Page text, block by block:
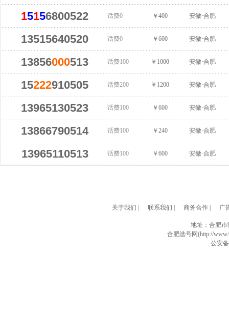
15156800522 话费0 ￥400 安徽·合肥
13515640520 话费0 ￥600 安徽·合肥
13856000513 话费100 ￥1000 安徽·合肥
15222910505 话费200 ￥1200 安徽·合肥
13965130523 话费100 ￥600 安徽·合肥
13866790514 话费100 ￥240 安徽·合肥
13965110513 话费100 ￥600 安徽·合肥
关于我们 联系我们 商务合作| 广
地址：合肥市
合肥选号网(http://
公安